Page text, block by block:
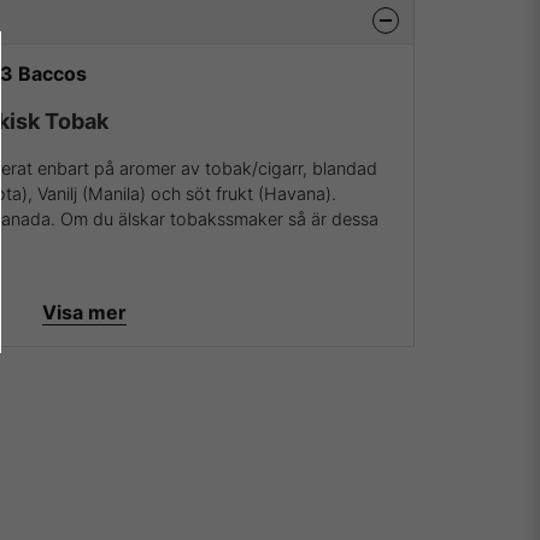
Baccos
Tobak
enbart på aromer av tobak/cigarr, blandad
Vanilj (Manila) och söt frukt (Havana).
Om du älskar tobakssmaker så är dessa
i 100% PG.
de absolut mest köpta och framförallt godaste
Visa mer